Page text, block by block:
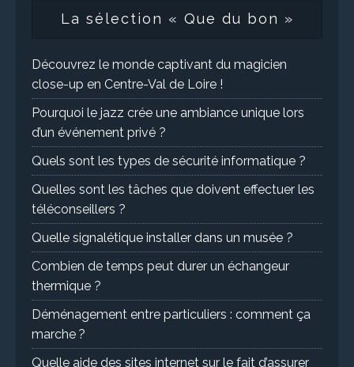
La sélection « Que du bon »
Découvrez le monde captivant du magicien
close-up en Centre-Val de Loire !
Pourquoi le jazz crée une ambiance unique lors
d’un événement privé ?
Quels sont les types de sécurité informatique ?
Quelles sont les tâches que doivent effectuer les
téléconseillers ?
Quelle signalétique installer dans un musée ?
Combien de temps peut durer un échangeur
thermique ?
Déménagement entre particuliers : comment ça
marche ?
Quelle aide des sites internet sur le fait d’assurer